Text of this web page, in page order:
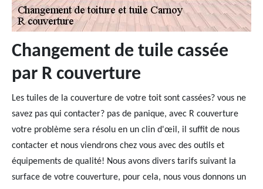
Changement de tuile cassée
par R couverture
Les tuiles de la couverture de votre toit sont cassées? vous ne
savez pas qui contacter? pas de panique, avec R couverture
votre problème sera résolu en un clin d'œil, il suffit de nous
contacter et nous viendrons chez vous avec des outils et
équipements de qualité! Nous avons divers tarifs suivant la
surface de votre couverture, pour cela, nous vous donnons un